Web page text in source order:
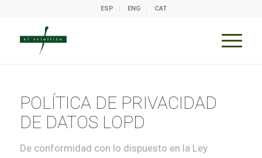
ESP ENG CAT
POLÍTICA DE PRIVACIDAD
DE DATOS LOPD
De conformidad con lo dispuesto en la Ley